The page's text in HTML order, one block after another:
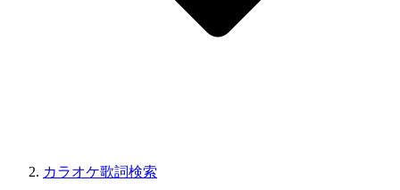
カラオケ歌詞検索